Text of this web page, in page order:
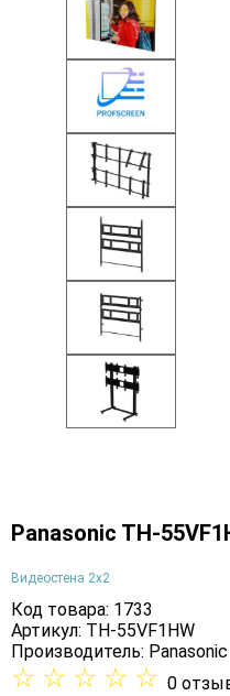
Panasonic TH-
Видеостена 2x2
Код товара: 1733
Артикул: TH-55VF1HW
Производитель: Panasonic
☆ ☆ ☆ ☆ ☆ 0